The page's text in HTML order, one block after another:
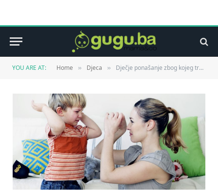
YOU ARE AT: Home » Djeca » Dječje ponašanje zbog kojeg treba da potražite pomoć: Opasni signali vide se već od treće godine